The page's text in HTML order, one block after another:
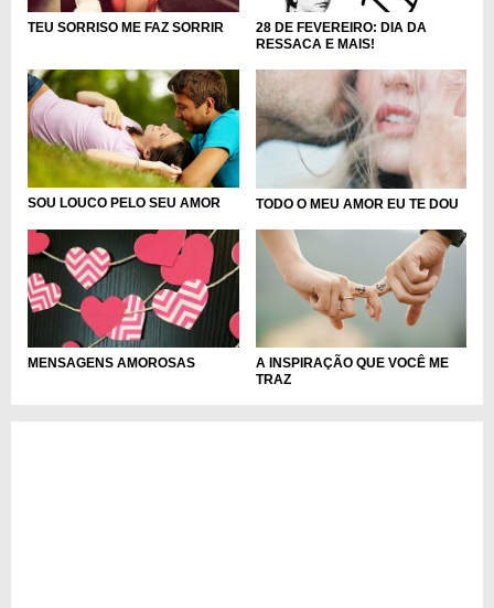
TEU SORRISO ME FAZ SORRIR
28 DE FEVEREIRO: DIA DA
RESSACA E MAIS!
SOU LOUCO PELO SEU AMOR TODO O MEU AMOR EU TE DOU
MENSAGENS AMOROSAS
A INSPIRAÇÃO QUE VOCÊ ME
TRAZ